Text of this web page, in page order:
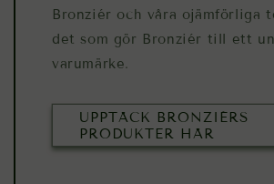
Bronziér och våra ojämförliga
det som gör Bronziér till ett
varumärke.
UPPTÄCK BRONZIÉRS
PRODUKTER HÄR